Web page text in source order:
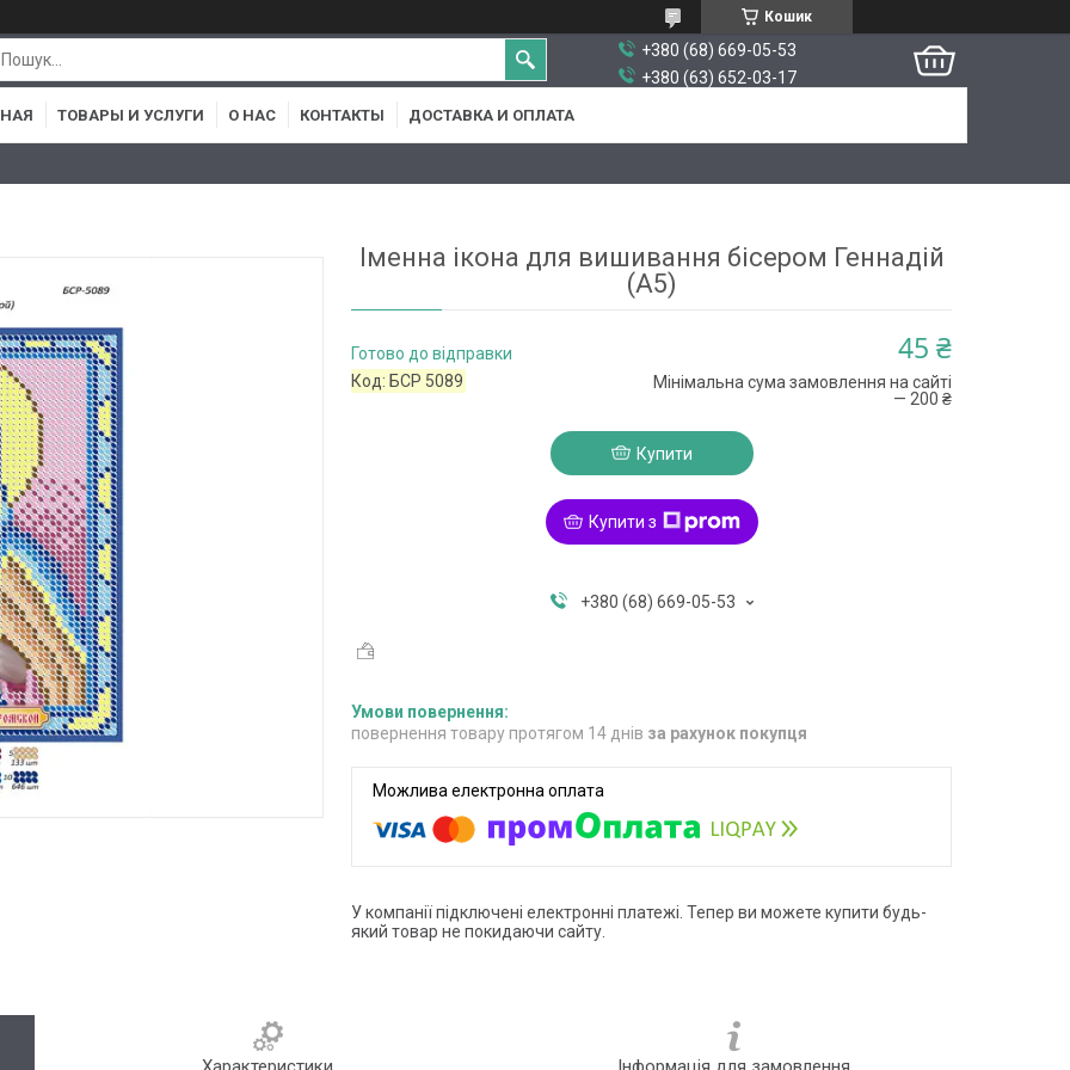
Кошик
+380 (68) 669-05-53
+380 (63) 652-03-17
ТОВАРЫ И УСЛУГИ О НАС КОНТАКТЫ ДОСТАВКА И ОПЛАТА
Іменна ікона для вишивання бісером Геннадій
(А5)
Готово до відправки
Код: БСР 5089
45 ₴
Мінімальна сума замовлення на сайті
— 200 ₴
Купити
Купити з
+380 (68) 669-05-53
повернення товару протягом 14 днів за рахунок покупця
У компанії підключені електронні платежі. Тепер ви можете купити будь-
який товар не покидаючи сайту.